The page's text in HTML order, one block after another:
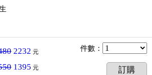
2232 元
1395 元
件數 ：
訂購